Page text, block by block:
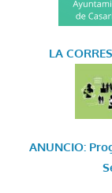
LA
ANUNCIO: